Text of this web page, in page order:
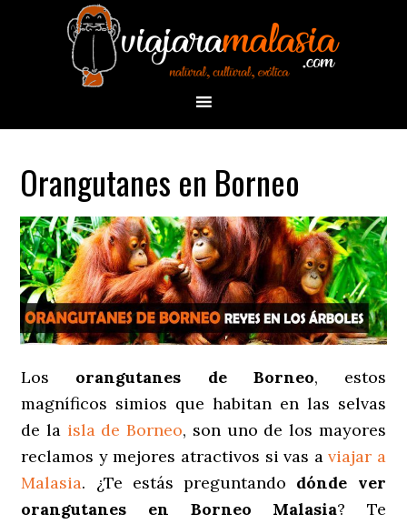
Orangutanes en Borneo
Los orangutanes de Borneo, estos
magníficos simios que habitan en las selvas
de la isla de Borneo, son uno de los mayores
reclamos y mejores atractivos si vas aviajar a
Malasia. ¿Te estás preguntando dónde ver
orangutanes en Borneo Malasia? Te